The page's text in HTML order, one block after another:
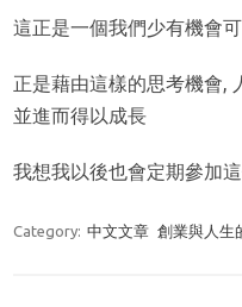
這正是一個我們少有機會
正是藉由這樣的思考機會,
並進而得以成長
我想我以後也會定期參加
Category: 中文文章 創業與人生